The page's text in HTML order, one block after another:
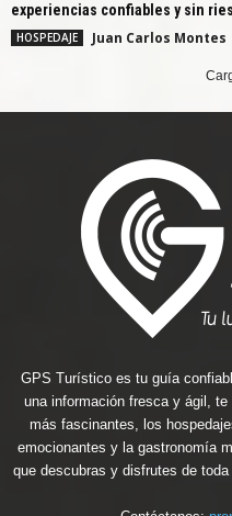
experiencias confiables y sin
HOSPEDAJE Juan Carlos Montes
GPS Turístico es tu guía
una información fresca y ágil,
más fascinantes, los
emocionantes y la gastronomía
que descubras y disfrutes de